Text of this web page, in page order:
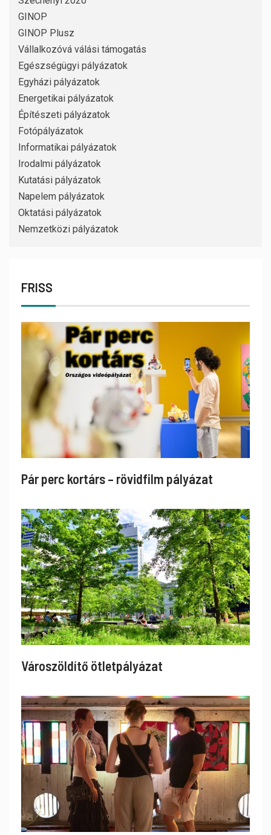
GINOP
GINOP Plusz
Vállalkozóvá válási támogatás
Egészségügyi pályázatok
Egyházi pályázatok
Energetikai pályázatok
Építészeti pályázatok
Fotópályázatok
Informatikai pályázatok
Irodalmi pályázatok
Kutatási pályázatok
Napelem pályázatok
Oktatási pályázatok
Nemzetközi pályázatok
FRISS
Pár perc kortárs – rövidfilm pályázat
Városzöldítő ötletpályázat